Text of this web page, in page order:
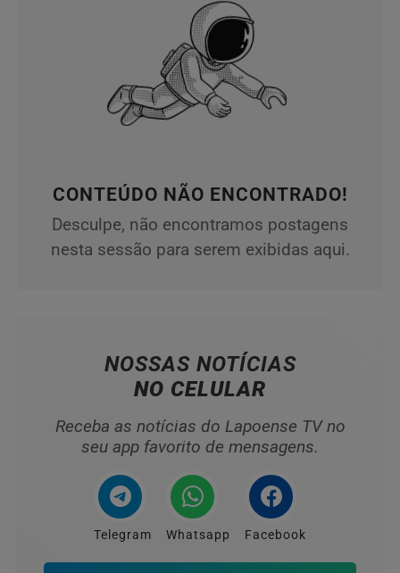
CONTEÚDO NÃO ENCONTRADO!
Desculpe, não encontramos postagens
nesta sessão para serem exibidas aqui.
NOSSAS NOTÍCIAS
NO CELULAR
Receba as notícias do Lapoense TV no
seu app favorito de mensagens.
Telegram Whatsapp Facebook